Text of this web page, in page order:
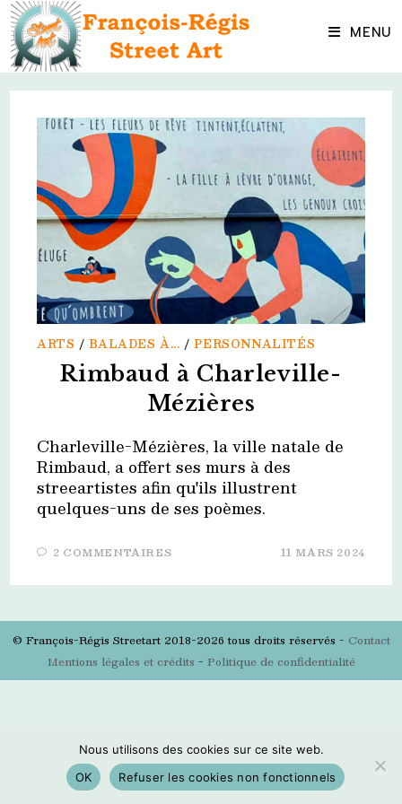
Skip
content MENU
ARTS /BALADES À... /PERSONNALITÉS
Rimbaud à Charleville-
Mézières
Charleville-Mézières, la ville natale de
Rimbaud, a offert ses murs à des
streeartistes afin qu'ils illustrent
quelques-uns de ses poèmes.
2 COMMENTAIRES 11 MARS 2024
© François-Régis Streetart 2018-2026 tous droits réservés - Contact
Mentions légales et crédits - Politique de confidentialité
Nous utilisons des cookies sur ce site web.
OK
Refuser les cookies non fonctionnels